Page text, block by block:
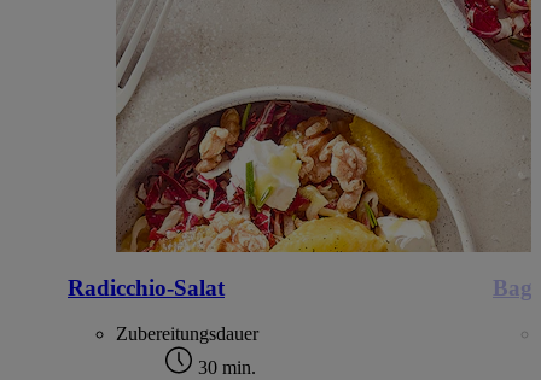
Radicchio-Salat
Zubereitungsdauer
30 min.